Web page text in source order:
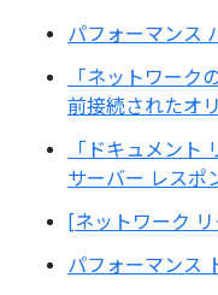
パフォーマンス
「ネットワーク
前接続されたオ
「ドキュメント
サーバー レスポ
[ネットワーク
パフォーマンス